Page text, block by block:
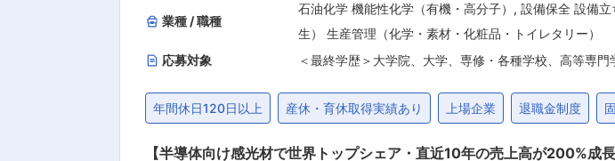
業種 / 職種
石油化学 機能性化学（有機・高分子） , 設備保全 設備
生） 生産管理（化学・素材・化粧品・トイレタリー）
応募対象
＜最終学歴＞大学院、大学、専修・各種学校、高等専門
年間休日120日以上 産休・育休取得実績あり 上場企業 退職金制度
【半導体向け感光材で世界トップシェア・直近10年の売上高が200%